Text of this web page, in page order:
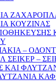
ΚΟΥΖΙΝΑΣ
–
ΣΕΙΚΕΡ –
ΚΑΙ